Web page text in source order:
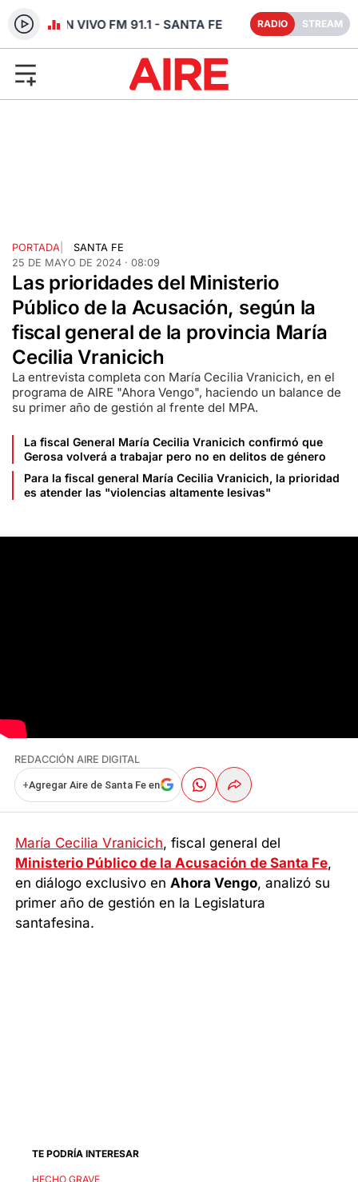
RADIO EN VIVO FM 91.1 - SANTA FE RADIO STREAM
PORTADA
SANTA FE
25 DE MAYO DE 2024 · 08:09
Las prioridades del Ministerio
Público de la Acusación, según la
fiscal general de la provincia María
Cecilia Vranicich
La entrevista completa con María Cecilia Vranicich, en el
programa de AIRE "Ahora Vengo", haciendo un balance de
su primer año de gestión al frente del MPA.
La fiscal General María Cecilia Vranicich confirmó que
Gerosa volverá a trabajar pero no en delitos de género
Para la fiscal general María Cecilia Vranicich, la prioridad
es atender las "violencias altamente lesivas"
REDACCIÓN AIRE DIGITAL
+Agregar Aire de Santa Fe en
María Cecilia Vranicich, fiscal general del
Ministerio Público de la Acusación de Santa Fe,
en diálogo exclusivo en Ahora Vengo, analizó su
primer año de gestión en la Legislatura
santafesina.
TE PODRÍA INTERESAR
HECHO GRAVE